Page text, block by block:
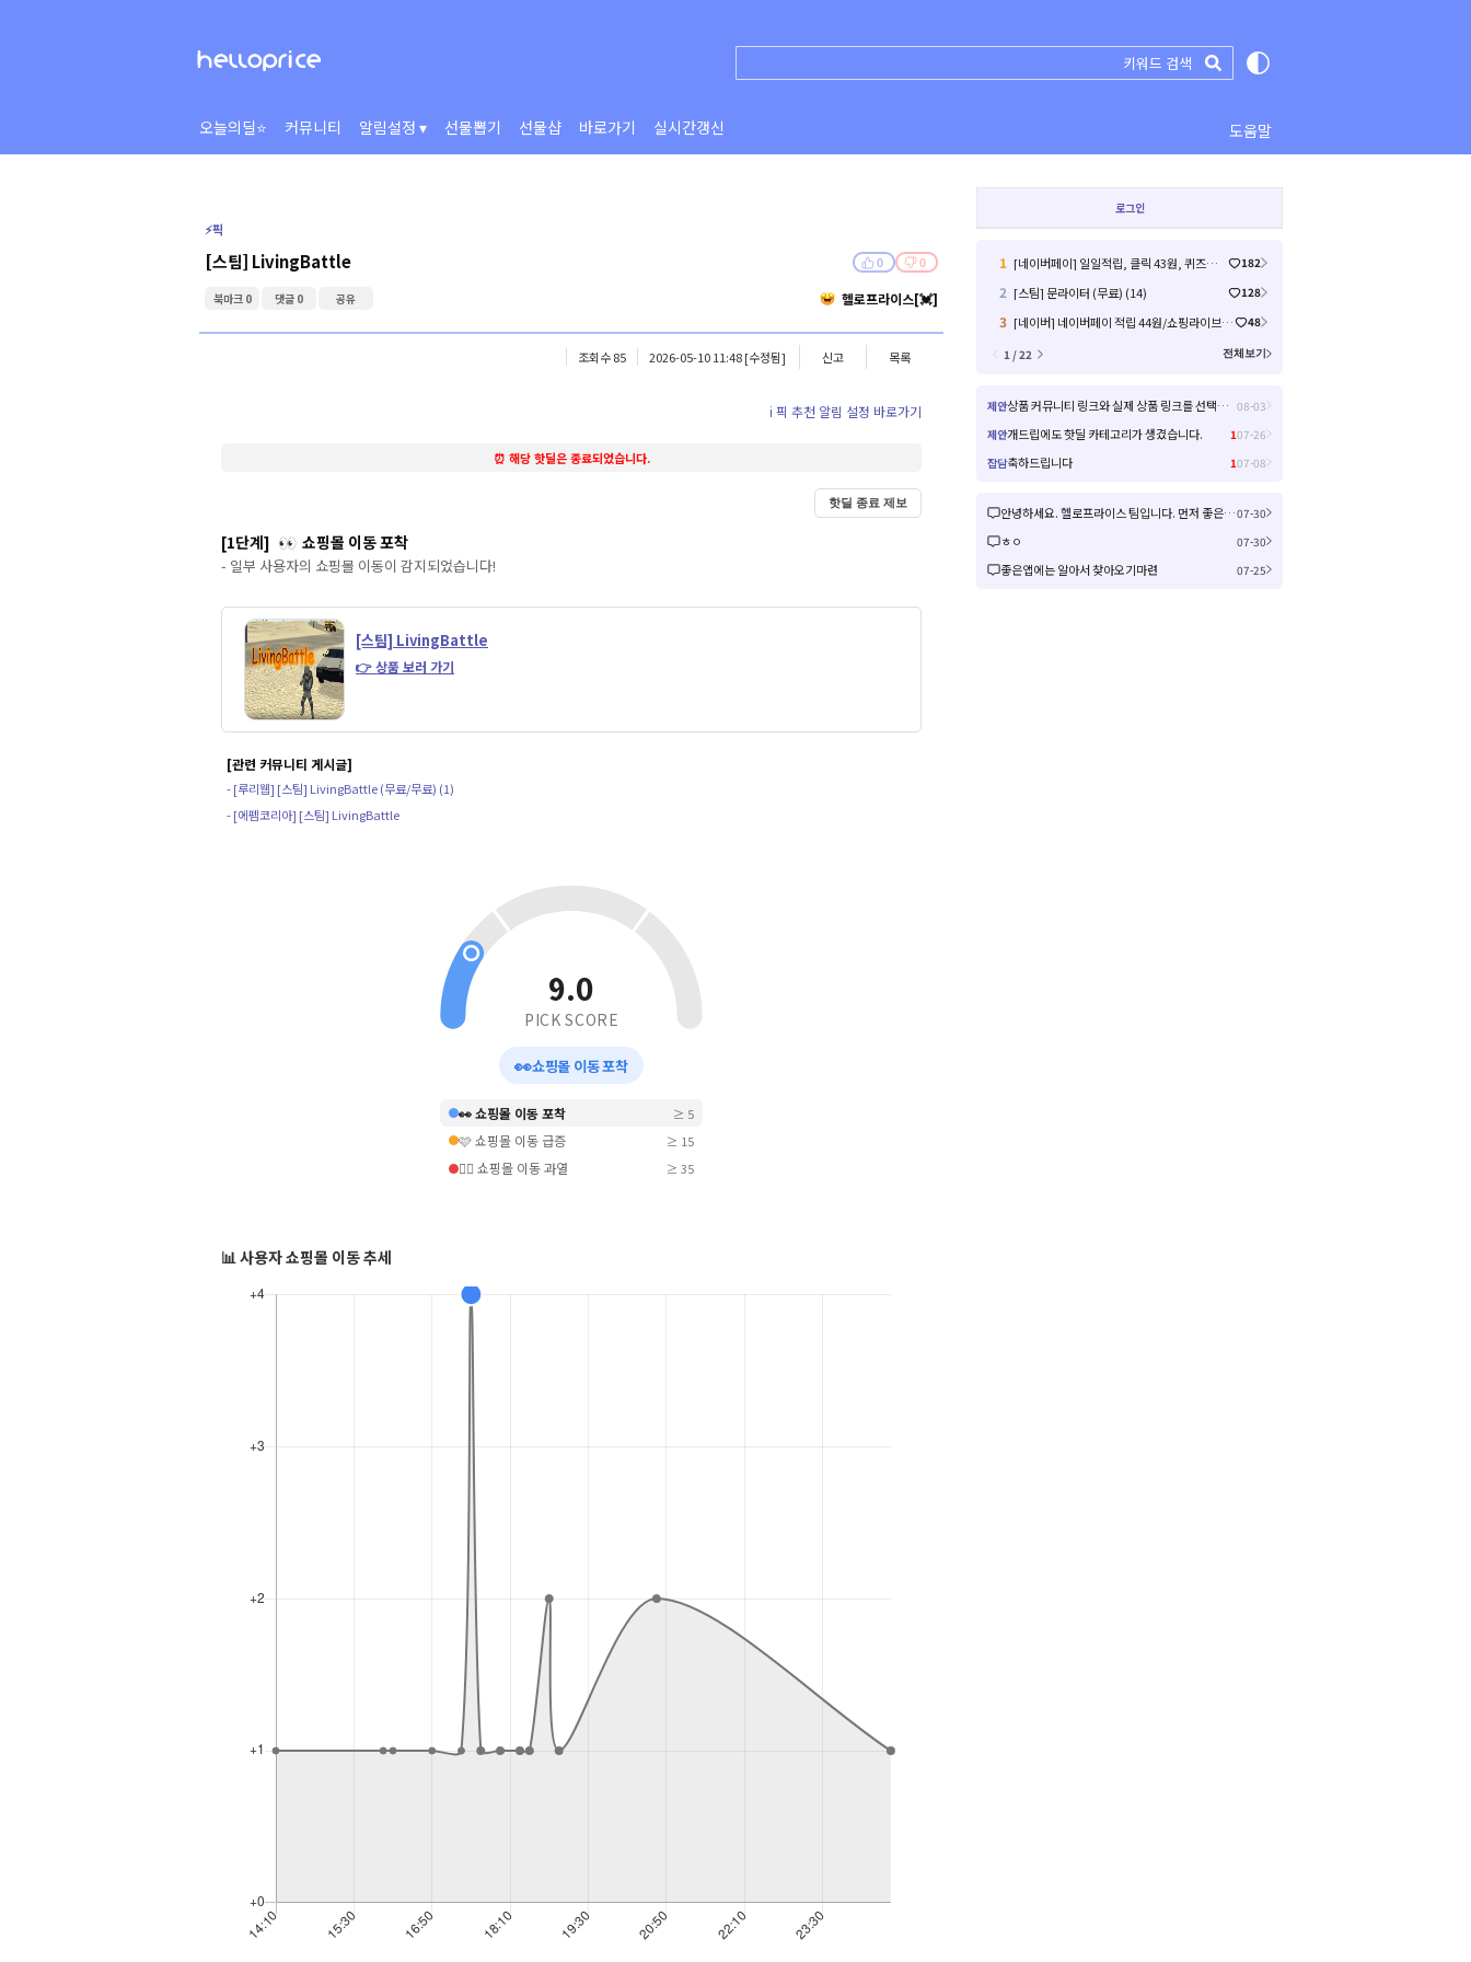
오늘의딜⭐ 커뮤니티 알림설정 ▾ 선물뽑기 선물샵 바로가기 실시간갱신 도움말
⚡️픽
[스팀] LivingBattle 0 0
북마크 0 댓글 0 공유 헬로프라이스[💓]
조회수 85 2026-05-10 11:48[수정됨] 신고 목록
ℹ️ 픽 추천 알림 설정 바로가기
⏰ 해당 핫딜은 종료되었습니다.
핫딜 종료 제보
[1단계] 👀 쇼핑몰 이동 포착
- 일부 사용자의 쇼핑몰 이동이 감지되었습니다!
[스팀] LivingBattle
👉 상품 보러 가기
[관련 커뮤니티 게시글]
- [루리웹] [스팀] LivingBattle (무료/무료) (1)
- [에펨코리아] [스팀] LivingBattle
9.0
PICK SCORE
👀쇼핑몰 이동 포착
👀 쇼핑몰 이동 포착 ≥ 5
🩷 쇼핑몰 이동 급증 ≥ 15
❤️‍🔥 쇼핑몰 이동 과열 ≥ 35
📊 사용자 쇼핑몰 이동 추세
로그인
1 [네이버페이] 일일적립, 클릭 43원, 퀴즈미션, 라이브예고 17원 (26) 182
2 [스팀] 문라이터 (무료) (14) 128
3 [네이버] 네이버페이 적립 44원/쇼핑라이브/12원 종합 차트 (26.8.6) (원 10 원 / 배송비 0)
48
1 / 22
전체보기
제안 상품 커뮤니티 링크와 실제 상품 링크를 선택해서 들어갈 수 있으면 좋을거 같아요! 08-03
제안개드립에도 핫딜 카테고리가 생겼습니다. 107-26
잡담축하드립니다 107-08
안녕하세요. 헬로프라이스 팀입니다. 먼저 좋은 제안을 주셔서 감사합니다! 신규 커뮤니티 연동은 작업이 크게 예상되어 검토 후 진행여부, 진행 시 추가 일정을 공유드리겠습니다! 감사합니다.07-30
ㅎㅇ 07-30
좋은앱에는 알아서 찾아오기마련 07-25